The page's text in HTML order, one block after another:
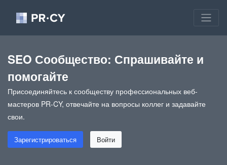
SEO Сообщество: Спрашивайте и
помогайте
Присоединяйтесь к сообществу профессиональных веб-
мастеров PR-CY, отвечайте на вопросы коллег и задавайте
свои.
Зарегистрироваться Войти